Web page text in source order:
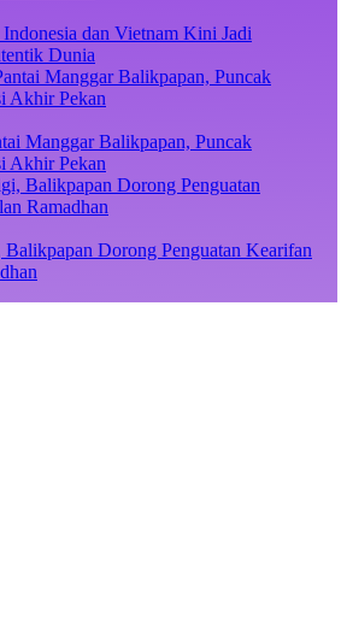
dan Vietnam Kini Jadi
Dunia
Manggar Balikpapan, Puncak
Akhir Pekan
Dorong Penguatan Kearifan